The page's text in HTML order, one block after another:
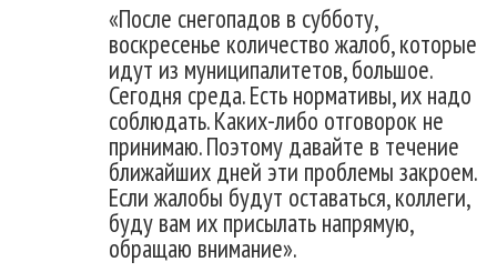
«После снегопадов в субботу,
воскресенье количество жалоб, которые
идут из муниципалитетов, большое.
Сегодня среда. Есть нормативы, их надо
соблюдать. Каких-либо отговорок не
принимаю. Поэтому давайте в течение
ближайших дней эти проблемы закроем.
Если жалобы будут оставаться, коллеги,
буду вам их присылать напрямую,
обращаю внимание».